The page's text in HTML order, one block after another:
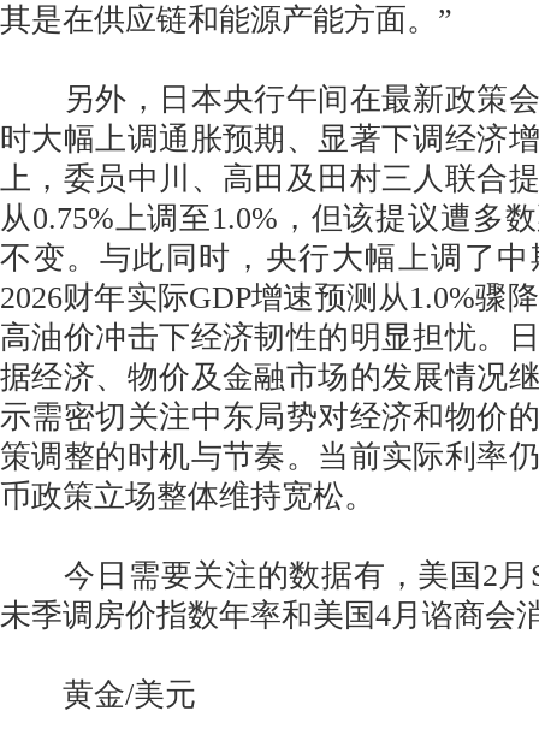
其是在供应链和能源产能方面。”
另外，日本央行午间在最新政策会
时大幅上调通胀预期、显著下调经济
上，委员中川、高田及田村三人联合
从0.75%上调至1.0%，但该提议遭多
不变。与此同时，央行大幅上调了
2026财年实际GDP增速预测从1.0%骤
高油价冲击下经济韧性的明显担忧。
据经济、物价及金融市场的发展情况
示需密切关注中东局势对经济和物价
策调整的时机与节奏。当前实际利率
币政策立场整体维持宽松。
今日需要关注的数据有，美国2月
未季调房价指数年率和美国4月谘商会
黄金/美元